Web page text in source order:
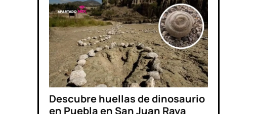
Descubre huellas de dinosaurio
en Puebla en San Juan Raya